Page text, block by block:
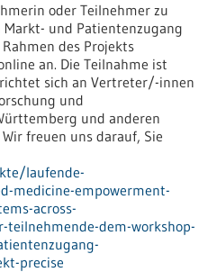
oder Teilnehmer zu
Markt- und Patientenzugang
des Projekts
an. Die Teilnahme ist
sich an Vertreter/-innen
und
und anderen
freuen uns darauf, Sie
laufende-
medicine-empowerment-
across-
dem-workshop-
precise